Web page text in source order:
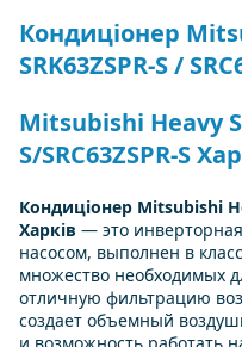
Кондиціонер
SRK63ZSPR-S /
Mitsubishi Heavy
S/SRC63ZSPR-S
Кондиціонер Mitsubishi
Харків — это
насосом, выполнен в
множество необходимых
отличную фильтрацию
создает объемный
и возможность работать